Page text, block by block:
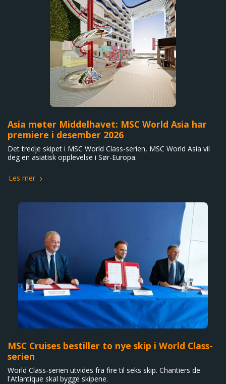
Asia møter Middelhavet: MSC World Asia har
premiere i desember 2026
Det tredje skipet i MSC World Class-serien, MSC World Asia vil
deg en asiatisk opplevelse i Sør-Europa.
Les mer
MSC Cruises bestiller to nye skip i World Class-
serien
World Class-serien utvides fra fire til seks skip. Chantiers de
l'Atlantique skal bygge skipene.